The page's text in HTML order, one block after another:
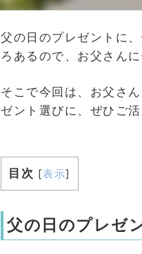
父の日のプレゼントに
ろあるので、お父さん
そこで今回は、お父さ
ゼント選びに、ぜひご活
目次 [表示]
父の日のプレゼ